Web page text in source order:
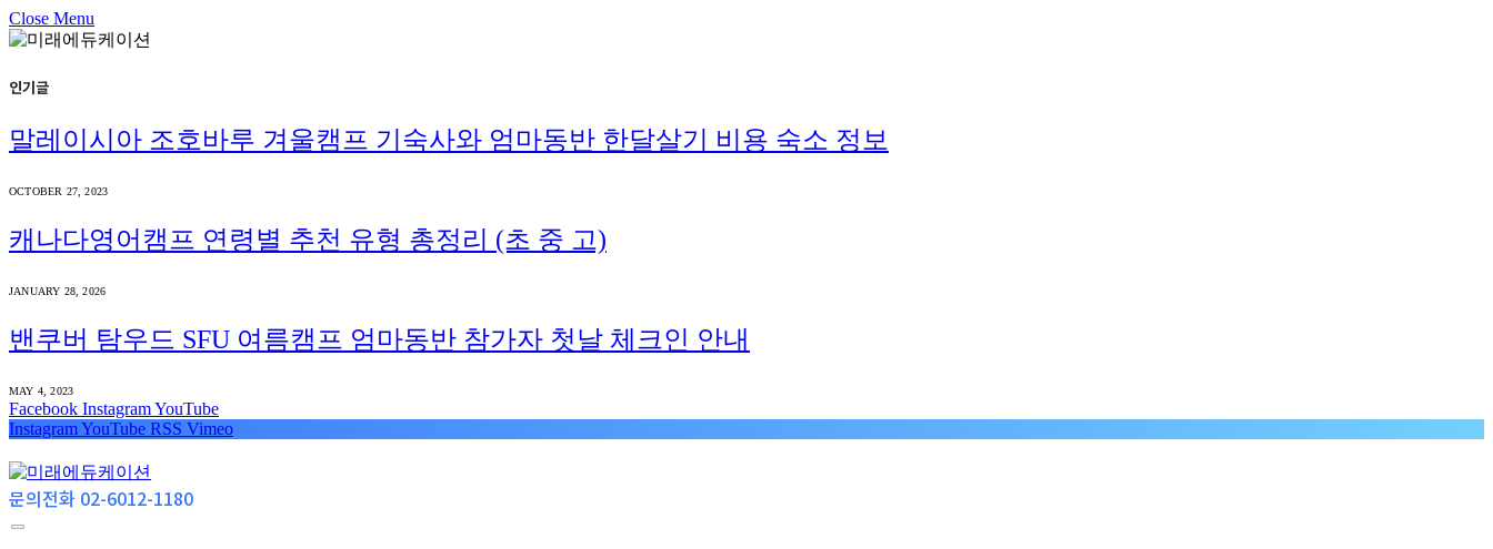
Close Menu
인기글
말레이시아 조호바루 겨울캠프 기숙사와 엄마동반 한달살기 비용 숙소 정보
OCTOBER 27, 2023
캐나다영어캠프 연령별 추천 유형 총정리 (초 중 고)
JANUARY 28, 2026
밴쿠버 탐우드 SFU 여름캠프 엄마동반 참가자 첫날 체크인 안내
MAY 4, 2023
Facebook InstagramYouTube
InstagramYouTube RSS Vimeo
문의전화 02-6012-1180